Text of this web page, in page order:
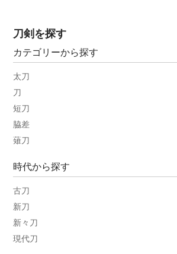
刀剣を探す
カテゴリーから探す
太刀
刀
短刀
脇差
薙刀
時代から探す
古刀
新刀
新々刀
現代刀